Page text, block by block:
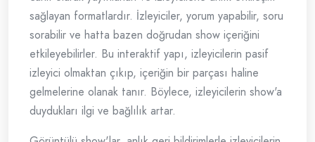
sağlayan formatlardır. İzleyiciler, yorum yapabilir, soru
sorabilir ve hatta bazen doğrudan show içeriğini
etkileyebilirler. Bu interaktif yapı, izleyicilerin pasif
izleyici olmaktan çıkıp, içeriğin bir parçası haline
gelmelerine olanak tanır. Böylece, izleyicilerin show'a
duydukları ilgi ve bağlılık artar.